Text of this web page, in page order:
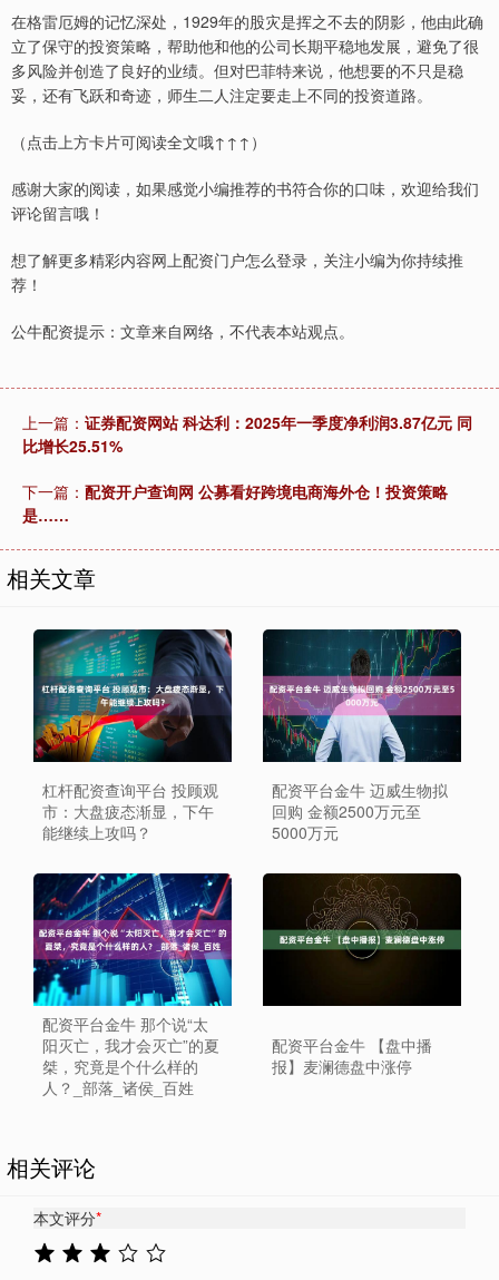
在格雷厄姆的记忆深处，1929年的股灾是挥之不去的阴影，他由此确
立了保守的投资策略，帮助他和他的公司长期平稳地发展，避免了很
多风险并创造了良好的业绩。但对巴菲特来说，他想要的不只是稳
妥，还有飞跃和奇迹，师生二人注定要走上不同的投资道路。
（点击上方卡片可阅读全文哦↑↑↑）
感谢大家的阅读，如果感觉小编推荐的书符合你的口味，欢迎给我们
评论留言哦！
想了解更多精彩内容网上配资门户怎么登录，关注小编为你持续推
荐！
公牛配资提示：文章来自网络，不代表本站观点。
上一篇： 证券配资网站 科达利：2025年一季度净利润3.87亿元 同
比增长25.51%
下一篇： 配资开户查询网 公募看好跨境电商海外仓！投资策略
是……
相关文章
杠杆配资查询平台 投顾观
市：大盘疲态渐显，下午
能继续上攻吗？
配资平台金牛 迈威生物拟
回购 金额2500万元至
5000万元
配资平台金牛 那个说“太
阳灭亡，我才会灭亡”的夏
桀，究竟是个什么样的
人？_部落_诸侯_百姓
配资平台金牛 【盘中播
报】麦澜德盘中涨停
相关评论
本文评分*